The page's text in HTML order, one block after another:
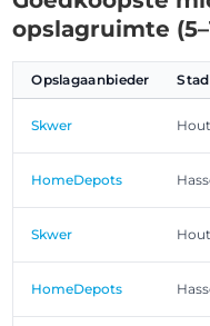
opslagruimte
Opslagaanbieder Stad
Skwer
HomeDepots
Skwer
HomeDepots